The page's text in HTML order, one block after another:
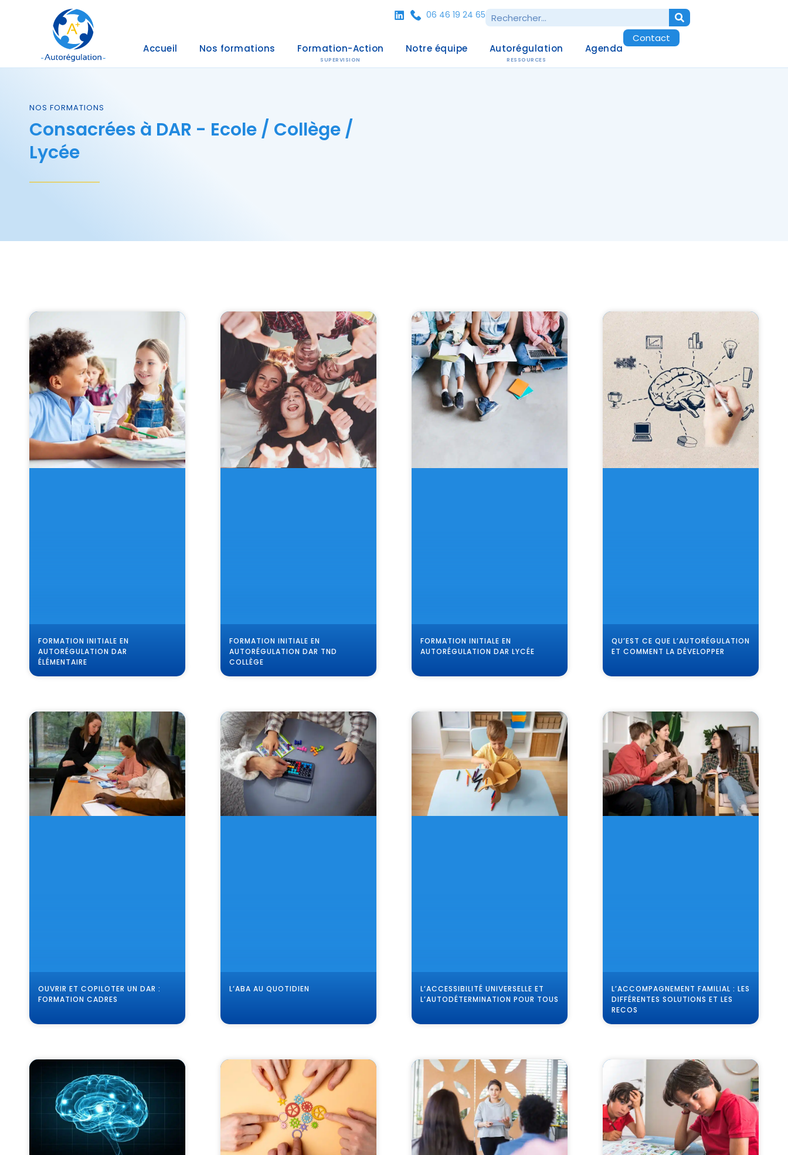
06 46 19 24 65
Accueil Nos formations Formation-Action
SUPERVISION
Notre équipe Autorégulation
RESSOURCES
Agenda
Contact
NOS FORMATIONS
Consacrées à DAR - Ecole / Collège /
Lycée
FORMATION INITIALE EN
AUTORÉGULATION DAR
ÉLÉMENTAIRE
FORMATION INITIALE EN
AUTORÉGULATION DAR TND
COLLÈGE
FORMATION INITIALE EN
AUTORÉGULATION DAR LYCÉE
QU’EST CE QUE L’AUTORÉGULATION
ET COMMENT LA DÉVELOPPER
OUVRIR ET COPILOTER UN DAR :
FORMATION CADRES
L’ABA AU QUOTIDIEN
L’ACCESSIBILITÉ UNIVERSELLE ET
L’AUTODÉTERMINATION POUR TOUS
L’ACCOMPAGNEMENT FAMILIAL : LES
DIFFÉRENTES SOLUTIONS ET LES
RECOS